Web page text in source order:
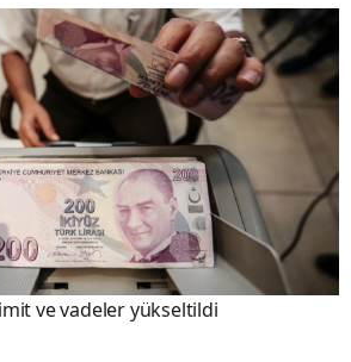
ve vadeler yükseltildi